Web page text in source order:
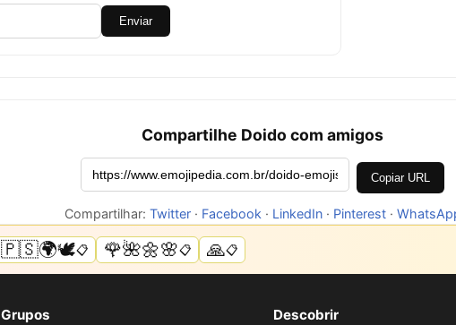
Enviar
Compartilhe Doido com amigos
Copiar URL
Compartilhar: Twitter· Facebook · LinkedIn· Pinterest·
🇵🇸🌍🕊️📋 🌹🌺🌼🌸📋 🙏📋
Grupos Descobrir